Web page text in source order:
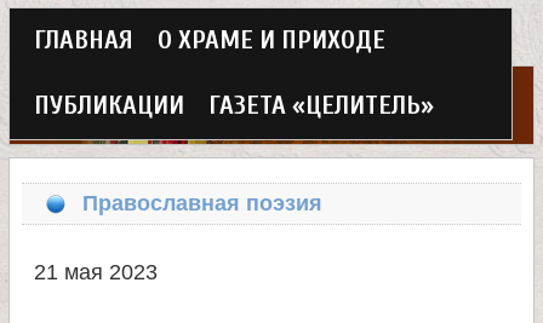
Перейти
к
основному
содержанию
Х
р
Г
л
а
в
н
о
ГЛАВНАЯ О ХРАМЕ И ПРИХОДЕ
ПУБЛИКАЦИИ ГАЗЕТА «ЦЕЛИТЕЛЬ»
Православная поэзия
21 мая 2023